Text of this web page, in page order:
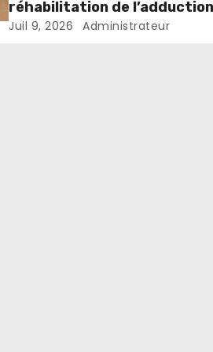
réhabilitation de
d’eau Muzenga-Bugenyuzi
Juil 9, 2026 Administrateur